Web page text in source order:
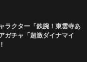
ラクター「鉄腕！東雲寺あ
ガチャ「超激ダイナマイ